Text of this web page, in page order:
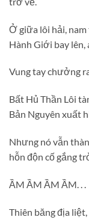
Ở giữa lôi hải,
Hành Giới bay lên,
Vung tay chưởng
Bất Hủ Thần Lôi
Bản Nguyên xuất
Nhưng nó vẫn
hỗn độn cố gắng
ẦM ẦM ẦM ẦM. . .
Thiên băng địa